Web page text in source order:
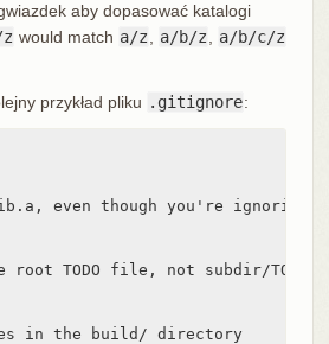
aby dopasować katalogi
would match a/z a/b/z
a/b/c/z
przykład pliku .gitignore:
even though you're ignoring
TODO file, not subdir/TODO
in the build/ directory